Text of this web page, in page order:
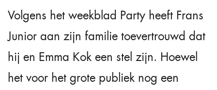
Volgens het weekblad Party heeft Frans
Junior aan zijn familie toevertrouwd dat
hij en Emma Kok een stel zijn. Hoewel
het voor het grote publiek nog een